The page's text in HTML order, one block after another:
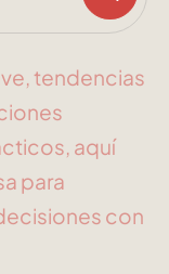
tendencias
aquí
para
con